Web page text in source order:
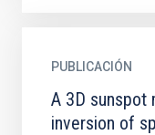
PUBLICACIÓN
A 3D sunspot
inversion of